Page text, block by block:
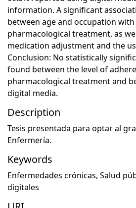
information. A significant
between age and occupation
pharmacological treatment, as
medication adjustment and the
Conclusion: No statistically
found between the level of
pharmacological treatment and
digital media.
Description
Tesis presentada para optar al
Enfermería.
Keywords
Enfermedades crónicas, Salud
digitales